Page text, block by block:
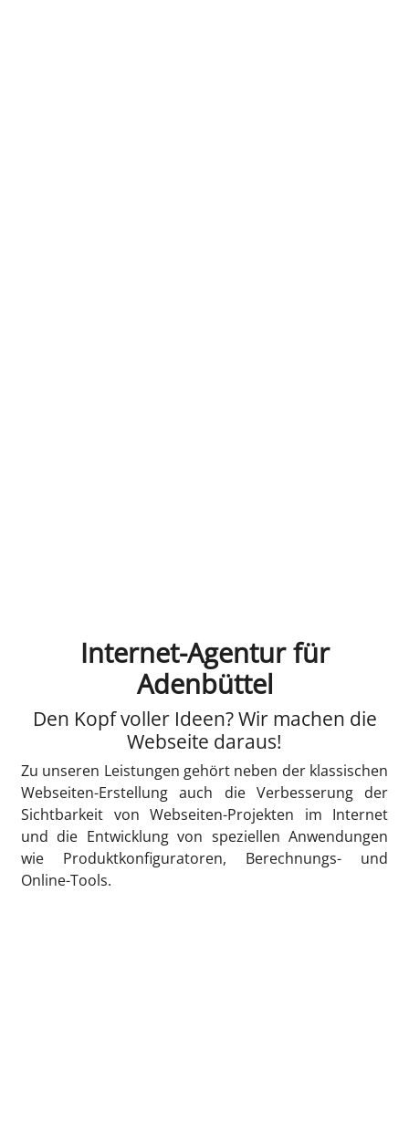
Internet-Agentur für
Adenbüttel
Den Kopf voller Ideen? Wir machen die
Webseite daraus!
Zu unseren Leistungen gehört neben der klassischen
Webseiten-Erstellung auch die Verbesserung der
Sichtbarkeit von Webseiten-Projekten im Internet
und die Entwicklung von speziellen Anwendungen
wie Produktkonfiguratoren, Berechnungs- und
Online-Tools.